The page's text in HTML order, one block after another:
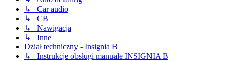
↳ Car audio
↳ CB
↳ Nawigacja
↳ Inne
Dział techniczny - Insignia B
↳ Instrukcje obsługi manuale INSIGNIA B